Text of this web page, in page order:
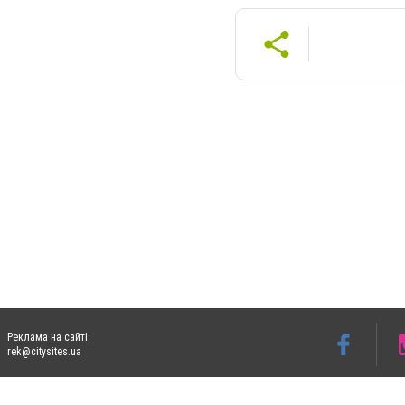
Реклама на сайті:
rek@citysites.ua